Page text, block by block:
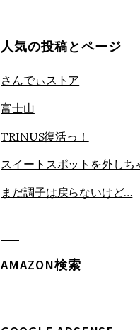
人気の投稿とページ
さんでぃストア
富士山
TRINUS復活っ！
スイートスポットを外し
まだ調子は戻らないけど…
AMAZON検索